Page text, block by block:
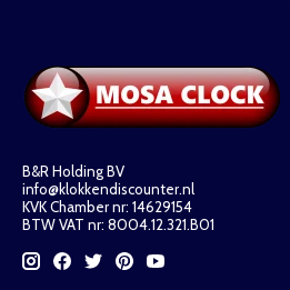
B&R Holding BV
info@klokkendiscounter.nl
KVK Chamber nr: 14629154
BTW VAT nr: 8004.12.321.B01